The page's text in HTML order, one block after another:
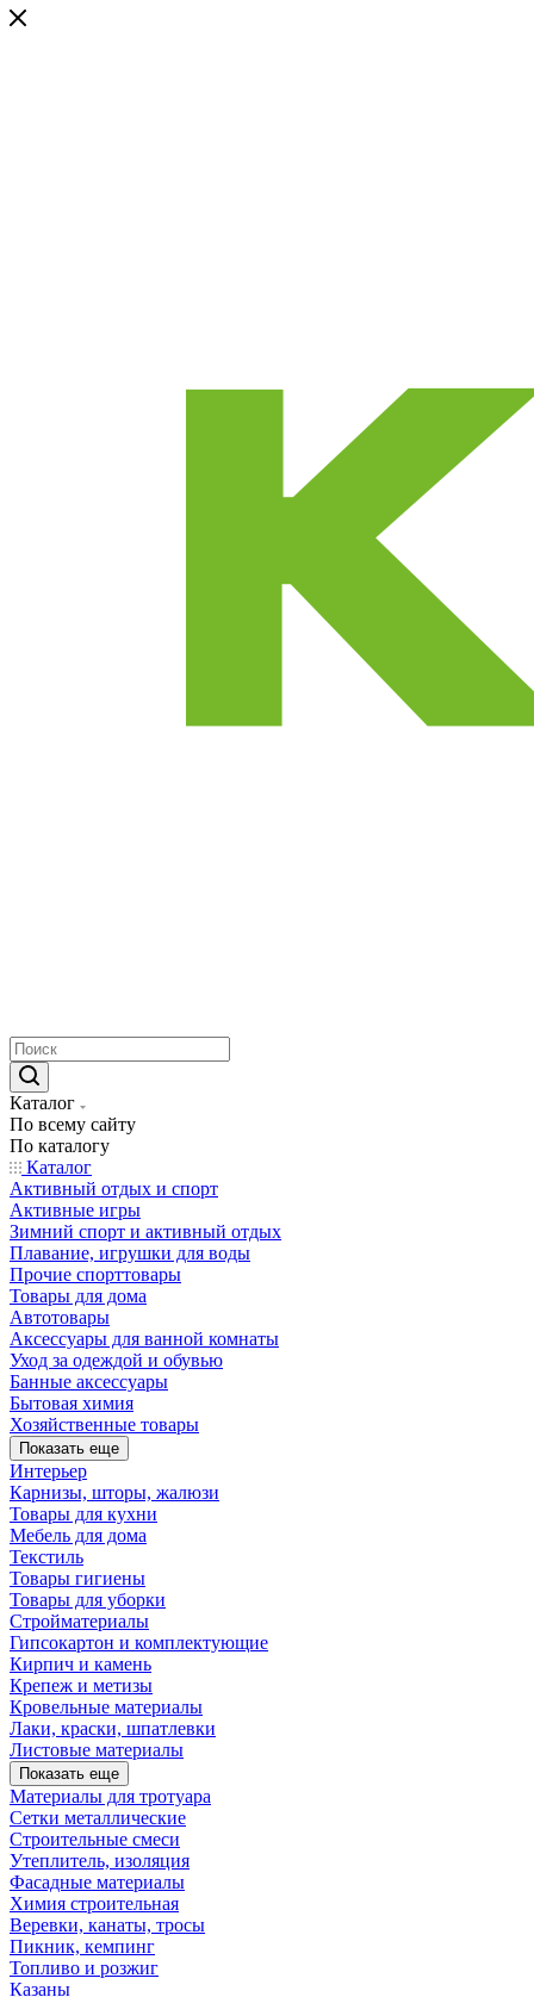
Каталог
По всему сайту
По каталогу
Каталог
Активный отдых и спорт
Активные игры
Зимний спорт и активный отдых
Плавание, игрушки для воды
Прочие спорттовары
Товары для дома
Автотовары
Аксессуары для ванной комнаты
Уход за одеждой и обувью
Банные аксессуары
Бытовая химия
Хозяйственные товары
Показать еще
Интерьер
Карнизы, шторы, жалюзи
Товары для кухни
Мебель для дома
Текстиль
Товары гигиены
Товары для уборки
Стройматериалы
Гипсокартон и комплектующие
Кирпич и камень
Крепеж и метизы
Кровельные материалы
Лаки, краски, шпатлевки
Листовые материалы
Показать еще
Материалы для тротуара
Сетки металлические
Строительные смеси
Утеплитель, изоляция
Фасадные материалы
Химия строительная
Веревки, канаты, тросы
Пикник, кемпинг
Топливо и розжиг
Казаны